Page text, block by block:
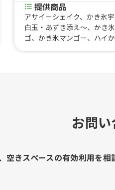
提供商品
アサイーシェイク、かき氷
白玉・あずき添え〜、かき
ゴ、かき氷マンゴー、ハイ
骨なしムネからあげ 大、骨
モモ2個）、骨なしミックス
個入り(ムネ6個・モモ4個)、
お問
空きスペースの有効利用を